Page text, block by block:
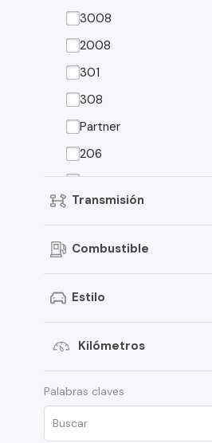
3008
2008
301
308
Partner
206
307
207
306
Expert
508
Rifter
Traveller
Transmisión
Combustible
Estilo
Kilómetros
Palabras claves